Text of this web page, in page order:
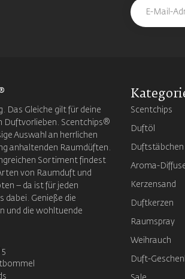
Das Gleiche gilt für deine
Duftvorlieben. Scentchips®
Auswahl an herrlichen
anhaltenden Raumdüften.
Sortiment findest
von Raumduft und
– da ist für jeden
dabei. Genieße die
und die wohltuende
Scentchips
Duftöl
Duftstäbchen
Aroma-
Kerzensand
Duftkerzen
Raumspray
Weihrauch
Duft-